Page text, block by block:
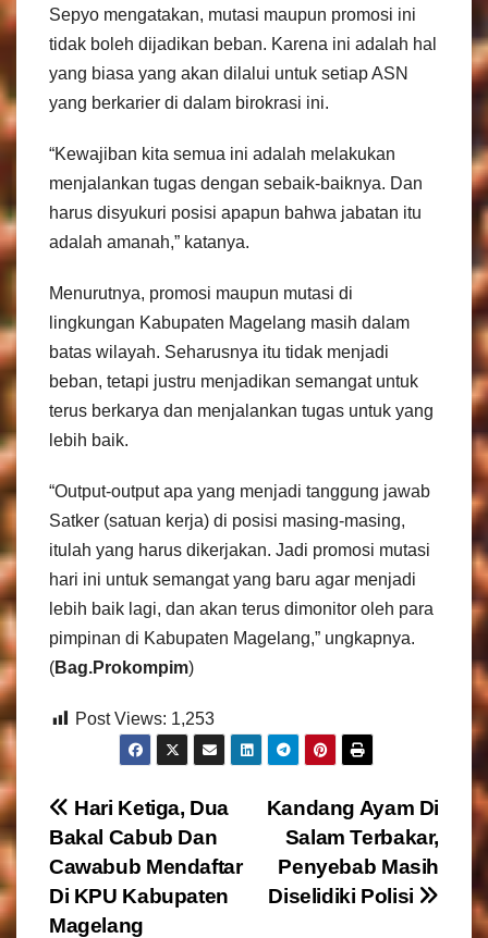
Sepyo mengatakan, mutasi maupun promosi ini
tidak boleh dijadikan beban. Karena ini adalah hal
yang biasa yang akan dilalui untuk setiap ASN
yang berkarier di dalam birokrasi ini.
“Kewajiban kita semua ini adalah melakukan
menjalankan tugas dengan sebaik-baiknya. Dan
harus disyukuri posisi apapun bahwa jabatan itu
adalah amanah,” katanya.
Menurutnya, promosi maupun mutasi di
lingkungan Kabupaten Magelang masih dalam
batas wilayah. Seharusnya itu tidak menjadi
beban, tetapi justru menjadikan semangat untuk
terus berkarya dan menjalankan tugas untuk yang
lebih baik.
“Output-output apa yang menjadi tanggung jawab
Satker (satuan kerja) di posisi masing-masing,
itulah yang harus dikerjakan. Jadi promosi mutasi
hari ini untuk semangat yang baru agar menjadi
lebih baik lagi, dan akan terus dimonitor oleh para
pimpinan di Kabupaten Magelang,” ungkapnya.
(Bag.Prokompim)
Post Views: 1,253
N
a
v
Kandang Ayam Di
Salam Terbakar,
Penyebab Masih
Diselidiki Polisi
Hari Ketiga, Dua
Bakal Cabub Dan
Cawabub Mendaftar
Di KPU Kabupaten
Magelang